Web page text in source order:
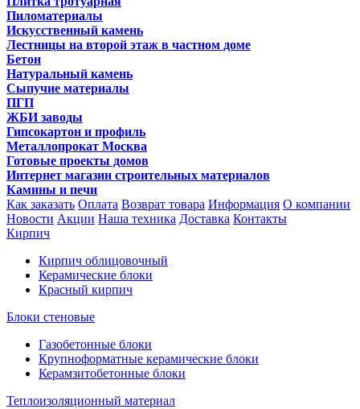
Пиломатериалы
Искусственный камень
Лестницы на второй этаж в частном доме
Бетон
Натуральный камень
Сыпучие материалы
ПГП
ЖБИ заводы
Гипсокартон и профиль
Металлопрокат Москва
Готовые проекты домов
Интернет магазин строительных материалов
Камины и печи
Как заказать Оплата Возврат товара Информация О компании
Новости Акции Наша техника Доставка Контакты
Кирпич
Кирпич облицовочный
Керамические блоки
Красный кирпич
Блоки стеновые
Газобетонные блоки
Крупноформатные керамические блоки
Керамзитобетонные блоки
Теплоизоляционный материал